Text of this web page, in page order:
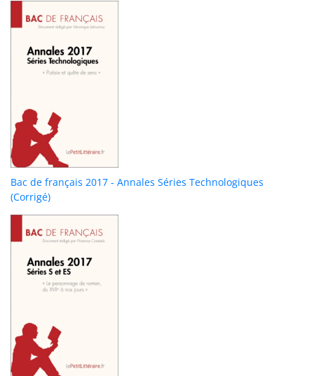
Bac de français 2017 - Annales Séries Technologiques
(Corrigé)